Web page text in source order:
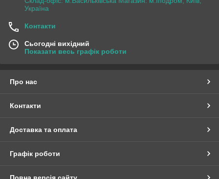
Україна
Контакти
Сьогодні вихідний
Показати весь графік роботи
Про нас
Контакти
Доставка та оплата
Графік роботи